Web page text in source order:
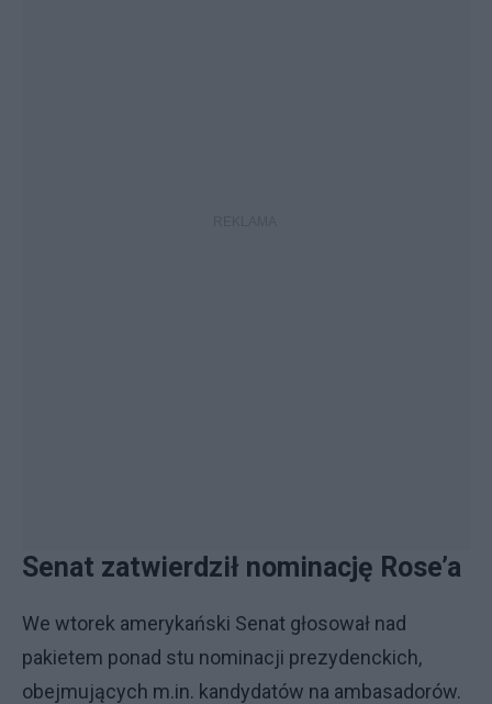
Senat zatwierdził nominację Rose’a
We wtorek amerykański Senat głosował nad
pakietem ponad stu nominacji prezydenckich,
obejmujących m.in. kandydatów na ambasadorów.